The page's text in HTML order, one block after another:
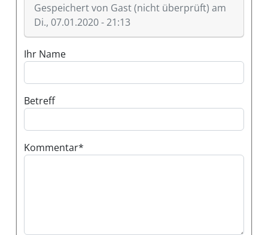
Gespeichert von Gast (nicht überprüft) am
Di., 07.01.2020 - 21:13
Ihr Name
Betreff
Kommentar